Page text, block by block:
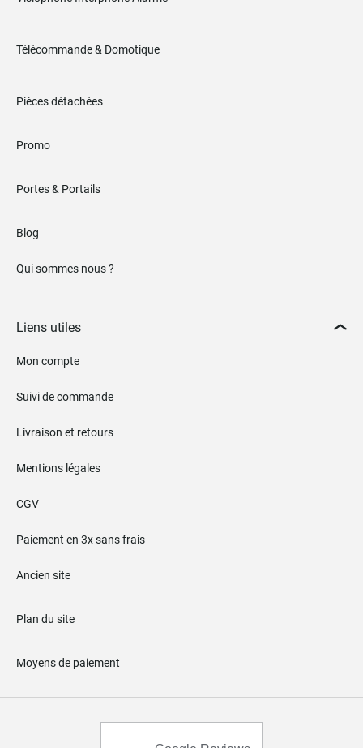
Télécommande & Domotique
Pièces détachées
Promo
Portes & Portails
Blog
Qui sommes nous ?
Liens utiles
Mon compte
Suivi de commande
Livraison et retours
Mentions légales
CGV
Paiement en 3x sans frais
Ancien site
Plan du site
Moyens de paiement